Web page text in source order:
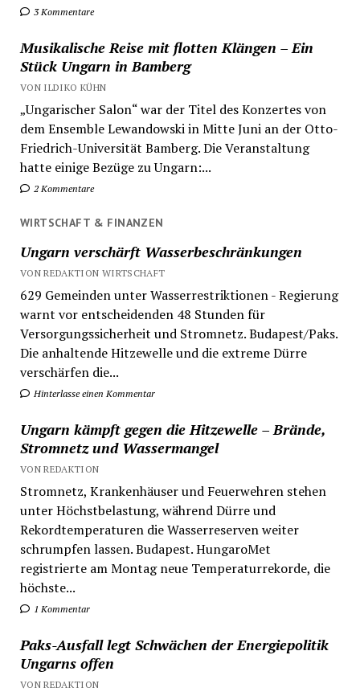
3 Kommentare
Musikalische Reise mit flotten Klängen – Ein
Stück Ungarn in Bamberg
VON ILDIKO KÜHN
„Ungarischer Salon“ war der Titel des Konzertes von
dem Ensemble Lewandowski in Mitte Juni an der Otto-
Friedrich-Universität Bamberg. Die Veranstaltung
hatte einige Bezüge zu Ungarn:...
2 Kommentare
WIRTSCHAFT & FINANZEN
Ungarn verschärft Wasserbeschränkungen
VON REDAKTION WIRTSCHAFT
629 Gemeinden unter Wasserrestriktionen - Regierung
warnt vor entscheidenden 48 Stunden für
Versorgungssicherheit und Stromnetz. Budapest/Paks.
Die anhaltende Hitzewelle und die extreme Dürre
verschärfen die...
Hinterlasse einen Kommentar
Ungarn kämpft gegen die Hitzewelle – Brände,
Stromnetz und Wassermangel
VON REDAKTION
Stromnetz, Krankenhäuser und Feuerwehren stehen
unter Höchstbelastung, während Dürre und
Rekordtemperaturen die Wasserreserven weiter
schrumpfen lassen. Budapest. HungaroMet
registrierte am Montag neue Temperaturrekorde, die
höchste...
1 Kommentar
Paks-Ausfall legt Schwächen der Energiepolitik
Ungarns offen
VON REDAKTION